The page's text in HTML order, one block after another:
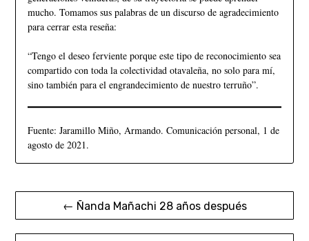
mucho. Tomamos sus palabras de un discurso de agradecimiento
para cerrar esta reseña:
“Tengo el deseo ferviente porque este tipo de reconocimiento sea
compartido con toda la colectividad otavaleña, no solo para mí,
sino también para el engrandecimiento de nuestro terruño”.
Fuente: Jaramillo Miño, Armando. Comunicación personal, 1 de
agosto de 2021.
← Ñanda Mañachi 28 años después